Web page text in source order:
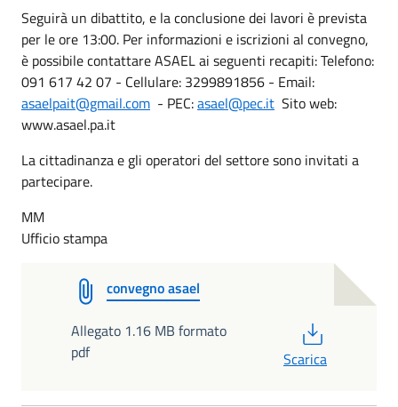
Seguirà un dibattito, e la conclusione dei lavori è prevista
per le ore 13:00. Per informazioni e iscrizioni al convegno,
è possibile contattare ASAEL ai seguenti recapiti: Telefono:
091 617 42 07 - Cellulare: 3299891856 - Email:
asaelpait@gmail.com - PEC:asael@pec.it Sito web:
www.asael.pa.it
La cittadinanza e gli operatori del settore sono invitati a
partecipare.
MM
Ufficio stampa
convegno asael
Allegato 1.16 MB formato
pdf
Scarica